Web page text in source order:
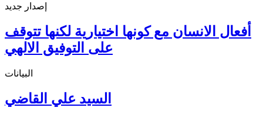
إصدار جديد
أفعال الانسان مع كونها اختيارية لكنها تتوقف
على التوفيق الالهي
البيانات
السيد علي القاضي